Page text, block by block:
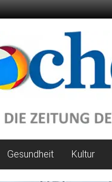
Gesundheit Kultur